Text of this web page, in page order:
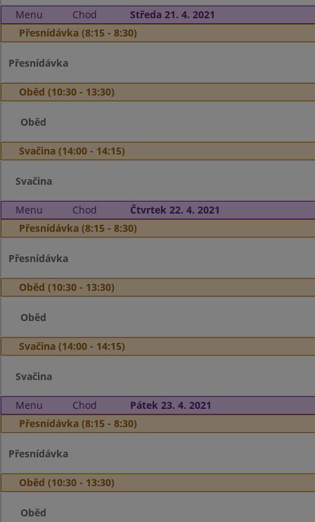
Menu Chod
Středa 21. 4. 2021
Přesnídávka (8:15 - 8:30)
Přesnídávka
Oběd (10:30 - 13:30)
Oběd
Svačina (14:00 - 14:15)
Svačina
Menu Chod
Čtvrtek 22. 4. 2021
Přesnídávka (8:15 - 8:30)
Přesnídávka
Oběd (10:30 - 13:30)
Oběd
Svačina (14:00 - 14:15)
Svačina
Menu Chod
Pátek 23. 4. 2021
Přesnídávka (8:15 - 8:30)
Přesnídávka
Oběd (10:30 - 13:30)
Oběd